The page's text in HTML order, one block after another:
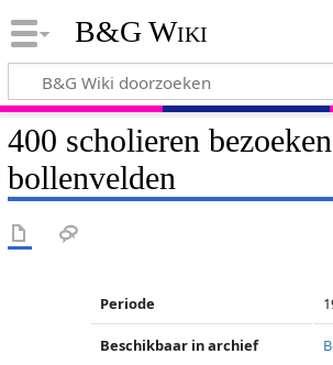
B&G Wiki
400 scholieren
bollenvelden
Periode
Beschikbaar in archief